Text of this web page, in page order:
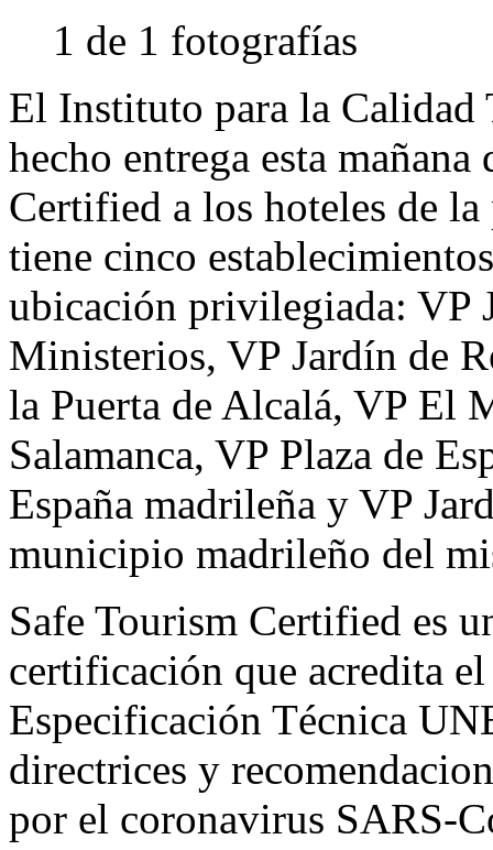
1 de 1 fotografías
El Instituto para la
hecho entrega esta
Certified a los hoteles de
tiene cinco
ubicación privilegiada: VP
Ministerios, VP Jardín de
la Puerta de Alcalá, VP El
Salamanca, VP Plaza de
España madrileña y VP
municipio madrileño del
Safe Tourism Certified es
certificación que acredita
Especificación Técnica
directrices y
por el coronavirus SARS-